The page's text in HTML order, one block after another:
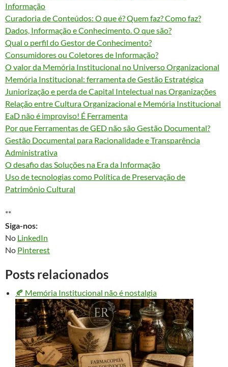
Informação
Curadoria de Conteúdos: O que é? Quem faz? Como faz?
Dados, Informação e Conhecimento. O que são?
Qual o perfil do Gestor de Conhecimento?
Consumidores ou Coletores de Informação?
O valor da Memória Institucional no Universo Organizacional
Memória Institucional: ferramenta de Gestão Estratégica
Juniorização e perda de Capital Intelectual nas Organizações
Relação entre Cultura Organizacional e Memória Institucional
EaD não é improviso! É Ferramenta
Por que Ferramentas de GED não são Gestão Documental?
Gestão Documental para Racionalidade e Transparência
Administrativa
O desafio das Soluções na Era da Informação
Uso de tecnologias como Política de Preservação de
Patrimônio Cultural
**
Siga-nos:
No LinkedIn
No Pinterest
Posts relacionados
🍂 Memória Institucional não é nostalgia